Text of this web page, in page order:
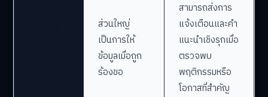
ส่วนใหญ่
เป็นการให้
ข้อมูลเมื่อถูก
ร้องขอ
สามารถส่งการ
แจ้งเตือนและคำ
แนะนำเชิงรุกเมื่อ
ตรวจพบ
พฤติกรรมหรือ
โอกาสที่สำคัญ